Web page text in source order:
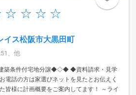
イス松阪市大黒田町
、他
築条件付宅地分譲◆◇◆ ◆資料請求・見学
話の方は家選びネットを見たとお伝えく
皆様に計画概要をご案内してます！ ～ライ